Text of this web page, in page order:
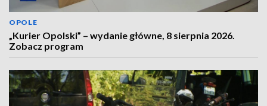
OPOLE
„Kurier Opolski” – wydanie główne, 8 sierpnia 2026.
Zobacz program